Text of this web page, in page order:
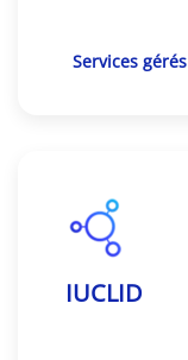
Services gérés
IUCLID